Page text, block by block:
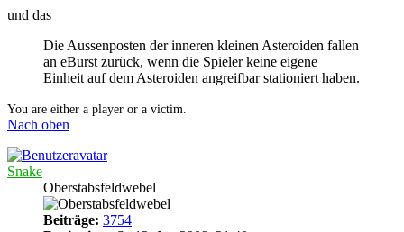
und das
Die Aussenposten der inneren kleinen Asteroiden fallen
an eBurst zurück, wenn die Spieler keine eigene
Einheit auf dem Asteroiden angreifbar stationiert haben.
You are either a player or a victim.
Nach oben
Snake
Oberstabsfeldwebel
Beiträge: 3754